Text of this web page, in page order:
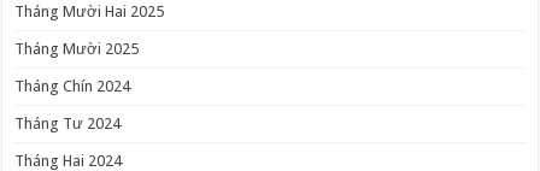
Tháng Mười Hai 2025
Tháng Mười 2025
Tháng Chín 2024
Tháng Tư 2024
Tháng Hai 2024